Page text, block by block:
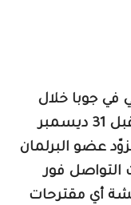
في جوبا خلال
ديسمبر 2025، لبحث آليات الإنهاء قبل 31 ديسمبر
عضو البرلمان
التواصل فور
أي مقترحات